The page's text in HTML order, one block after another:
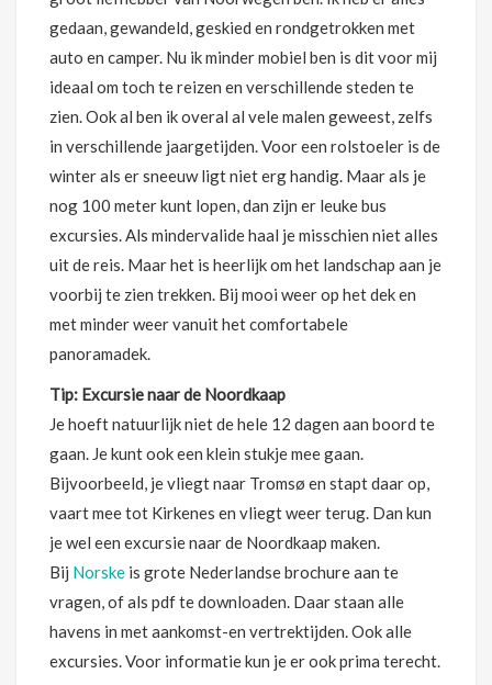
gedaan, gewandeld, geskied en rondgetrokken met
auto en camper. Nu ik minder mobiel ben is dit voor mij
ideaal om toch te reizen en verschillende steden te
zien. Ook al ben ik overal al vele malen geweest, zelfs
in verschillende jaargetijden. Voor een rolstoeler is de
winter als er sneeuw ligt niet erg handig. Maar als je
nog 100 meter kunt lopen, dan zijn er leuke bus
excursies. Als mindervalide haal je misschien niet alles
uit de reis. Maar het is heerlijk om het landschap aan je
voorbij te zien trekken. Bij mooi weer op het dek en
met minder weer vanuit het comfortabele
panoramadek.
Tip: Excursie naar de Noordkaap
Je hoeft natuurlijk niet de hele 12 dagen aan boord te
gaan. Je kunt ook een klein stukje mee gaan.
Bijvoorbeeld, je vliegt naar Tromsø en stapt daar op,
vaart mee tot Kirkenes en vliegt weer terug. Dan kun
je wel een excursie naar de Noordkaap maken.
Bij Norske is grote Nederlandse brochure aan te
vragen, of als pdf te downloaden. Daar staan alle
havens in met aankomst-en vertrektijden. Ook alle
excursies. Voor informatie kun je er ook prima terecht.